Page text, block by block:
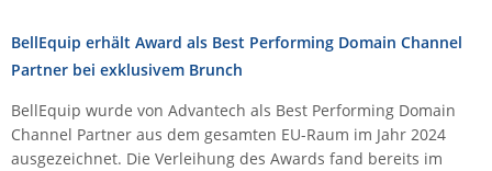
Gude
Guntermann & Drunck
High Sec Labs
HW group
BellEquip erhält Award als Best Performing Domain Channel
Partner bei exklusivem Brunch
BellEquip wurde von Advantech als Best Performing Domain
Channel Partner aus dem gesamten EU-Raum im Jahr 2024
ausgezeichnet. Die Verleihung des Awards fand bereits im